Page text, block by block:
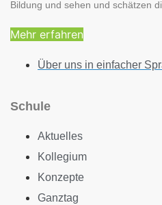
Bildung und sehen und schätzen
Mehr erfahren
Über uns in einfacher
Schule
Aktuelles
Kollegium
Konzepte
Ganztag